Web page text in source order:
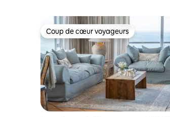
Coup de cœur voyageurs
Coup de cœur voyageurs